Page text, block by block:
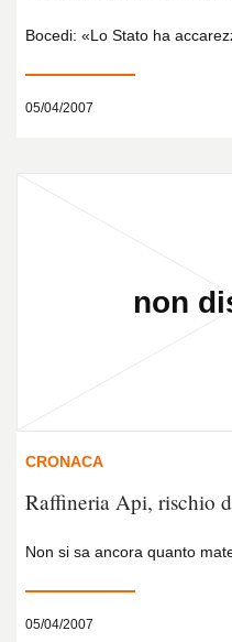
Bocedi: «Lo Stato ha
05/04/2007
CRONACA
Raffineria Api, rischio
Non si sa ancora quanto
05/04/2007